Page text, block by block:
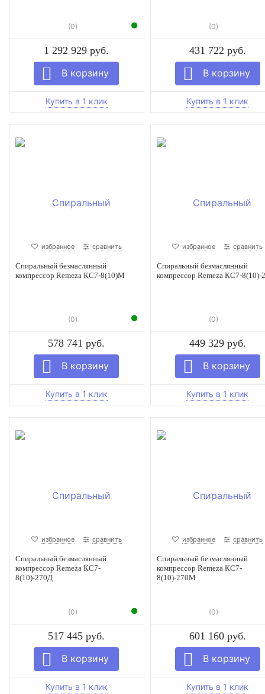
(0)
1 292 929 руб.
(0)
431 722 руб.
избранное сравнить
Спиральный безмаслянный
компрессор Remeza КС7-8(10)М
(0)
578 741 руб.
избранное сравнить
Спиральный безмаслянный
компрессор Remeza КС7-8(10)-
(0)
449 329 руб.
избранное сравнить
Спиральный безмаслянный
компрессор Remeza КС7-
8(10)-270Д
(0)
517 445 руб.
избранное сравнить
Спиральный безмаслянный
компрессор Remeza КС7-
8(10)-270М
(0)
601 160 руб.